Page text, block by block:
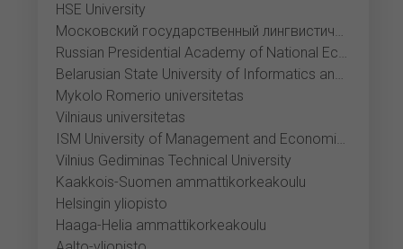
HSE University
Московский государственный лингвистический университет
Russian Presidential Academy of National Economy and Public Administration
Belarusian State University of Informatics and Radioelectronics
Mykolo Romerio universitetas
Vilniaus universitetas
ISM University of Management and Economics
Vilnius Gediminas Technical University
Kaakkois-Suomen ammattikorkeakoulu
Helsingin yliopisto
Haaga-Helia ammattikorkeakoulu